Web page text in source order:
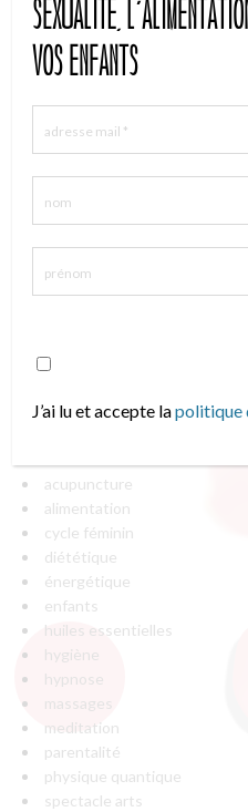
avril 2025
janvier 2025
février 2019
juin 2017
mai 2017
avril 2017
acupuncture
alimentation
cycle féminin
diététique
énergétique
enfants
huiles essentielles
hygiène
hypnose
massages
meditation
parentalité
physique quantique
spectacle arts
sexualité,
vos enfants
J’ai lu et accepte lapolitique